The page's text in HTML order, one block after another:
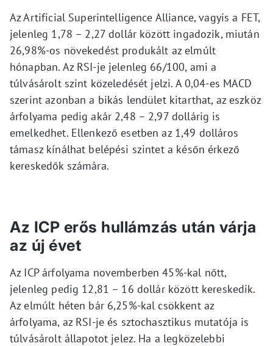
Az Artificial Superintelligence Alliance, vagyis a FET,
jelenleg 1,78 – 2,27 dollár között ingadozik, miután
26,98%-os növekedést produkált az elmúlt
hónapban. Az RSI-je jelenleg 66/100, ami a
túlvásárolt szint közeledését jelzi. A 0,04-es MACD
szerint azonban a bikás lendület kitarthat, az eszköz
árfolyama pedig akár 2,48 – 2,97 dollárig is
emelkedhet. Ellenkező esetben az 1,49 dolláros
támasz kínálhat belépési szintet a későn érkező
kereskedők számára.
Az ICP erős hullámzás után várja
az új évet
Az ICP árfolyama novemberben 45%-kal nőtt,
jelenleg pedig 12,81 – 16 dollár között kereskedik.
Az elmúlt héten bár 6,25%-kal csökkent az
árfolyama, az RSI-je és sztochasztikus mutatója is
túlvásárolt állapotot jelez. Ha a legközelebbi